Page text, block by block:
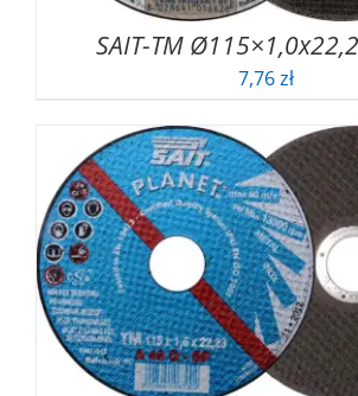
SAIT-TM
7,76zł